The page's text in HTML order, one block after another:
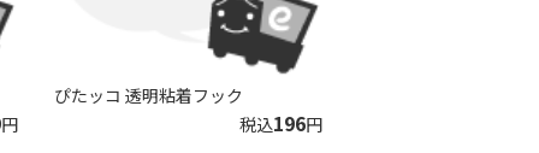
円
ぴたッコ 透明粘着フック
税込196円